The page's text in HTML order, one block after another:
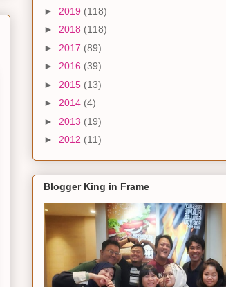
► 2019 (118)
► 2018 (118)
► 2017 (89)
► 2016 (39)
► 2015 (13)
► 2014 (4)
► 2013 (19)
► 2012 (11)
Blogger King in Frame